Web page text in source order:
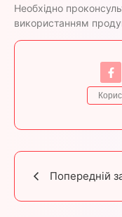
Необхідно
використанням
Попередній